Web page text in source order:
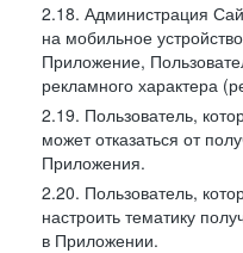
2.18. Администрация
на мобильное
Приложение,
рекламного характера
2.19. Пользователь,
может отказаться от
Приложения.
2.20. Пользователь,
настроить тематику
в Приложении.